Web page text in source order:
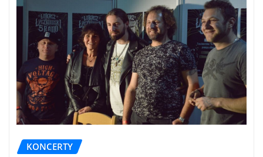
KONCERTY